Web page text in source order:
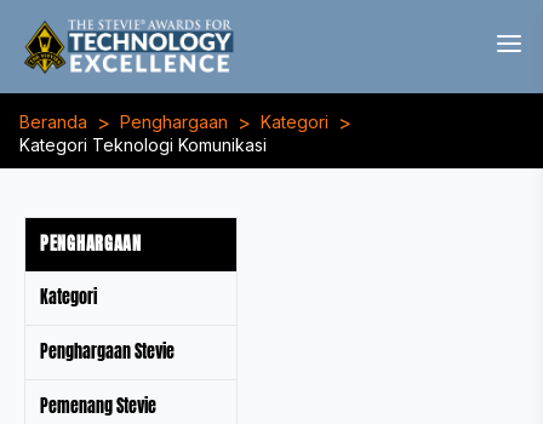
Beranda > Penghargaan > Kategori >
Kategori Teknologi Komunikasi
PENGHARGAAN
Kategori
Penghargaan Stevie
Pemenang Stevie